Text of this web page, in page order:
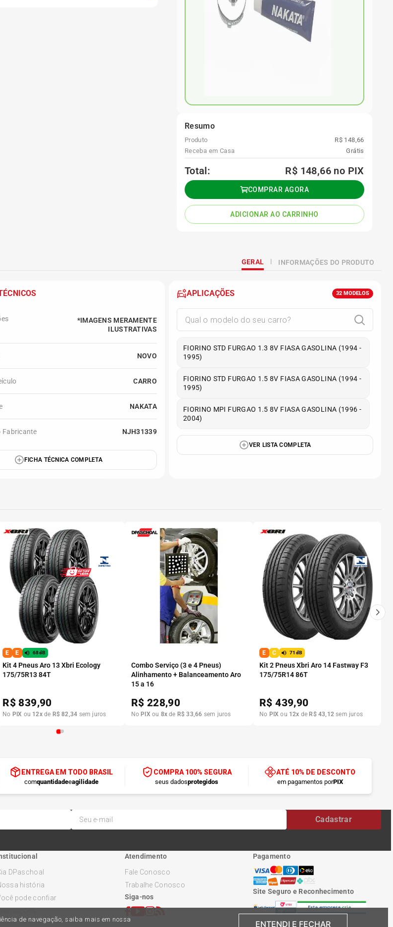
de navegação, saiba mais em nossa ENTENDI E FECHAR
Resumo
Produto
R$ 148,66
Receba em Casa
Grátis
Total: R$ 148,66 no PIX
COMPRAR AGORA
ADICIONAR AO CARRINHO
GERAL INFORMAÇÕES DO PRODUTO
*IMAGENS MERAMENTE
ILUSTRATIVAS
NOVO
CARRO
NAKATA
Fabricante NJH31339
FICHA TÉCNICA COMPLETA
APLICAÇÕES 32 MODELOS
FIORINO STD FURGAO 1.3 8V FIASA GASOLINA (1994 -
1995)
FIORINO STD FURGAO 1.5 8V FIASA GASOLINA (1994 -
1995)
FIORINO MPI FURGAO 1.5 8V FIASA GASOLINA (1996 -
2004)
VER LISTA COMPLETA
E E 68dB
Kit 4 Pneus Aro 13 Xbri Ecology
175/75R13 84T
R$ 839,90
No PIX ou 12xde R$ 82,34 sem juros
Combo Serviço (3 e 4 Pneus)
Alinhamento + Balanceamento Aro
15 a 16
R$ 228,90
No PIX ou 8x de R$ 33,66 sem juros
E C 71dB
Kit 2 Pneus Xbri Aro 14 Fastway F3
175/75R14 86T
R$439,90
No PIX ou 12x de R$ 43, 12 sem juros
ENTREGA EM TODO BRASIL
comquantidadeeagilidade
COMPRA 100% SEGURA
seus dadosprotegidos
ATÉ 10% DE DESCONTO
em pagamentos porPIX
Cadastrar
DPaschoal
história
pode confiar
Atendimento
Fale Conosco
Trabalhe Conosco
Siga-nos
Pagamento
Site Seguro e Reconhecimento